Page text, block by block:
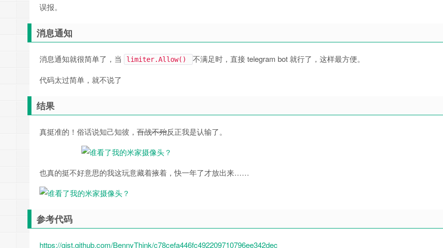
误报。
消息通知
消息通知就很简单了，当 limiter.Allow()
不满足时，直接 telegram bot 就行了，这样最方便。
代码太过简单，就不说了
结果
真挺准的！俗话说知己知彼， 百战不殆反正我是认输了。
也真的挺不好意思的我这玩意藏着掖着，快一年了才放出来……
参考代码
https://gist.github.com/BennyThink/c78cefa446fc492209710796ee342dec